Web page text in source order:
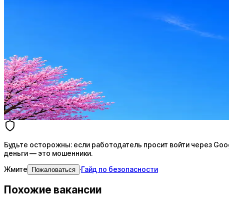
Стратегия поиска с AI: рынки, позиции, вилка, каналы
AI-адаптация отклика под вакансию
AI генерация сопроводительных писем
4 990 ₽/мес
Купить доступ
Будьте осторожны: если работодатель просит войти через
деньги — это мошенники.
Жмите
Пожаловаться ·Гайд по безопасности
Похожие вакансии